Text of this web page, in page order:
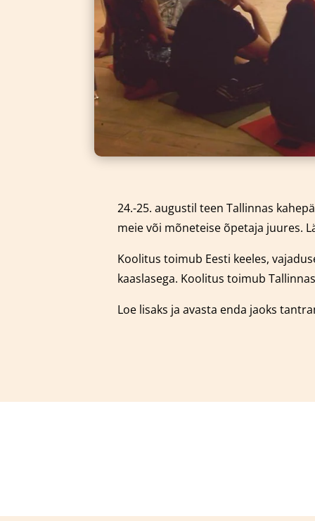
24.-25. augustil teen Tallinnas
meie või mõneteise õpetaja juures.
Koolitus toimub Eesti keeles,
kaaslasega. Koolitus toimub
Loe lisaks ja avasta enda jaoks